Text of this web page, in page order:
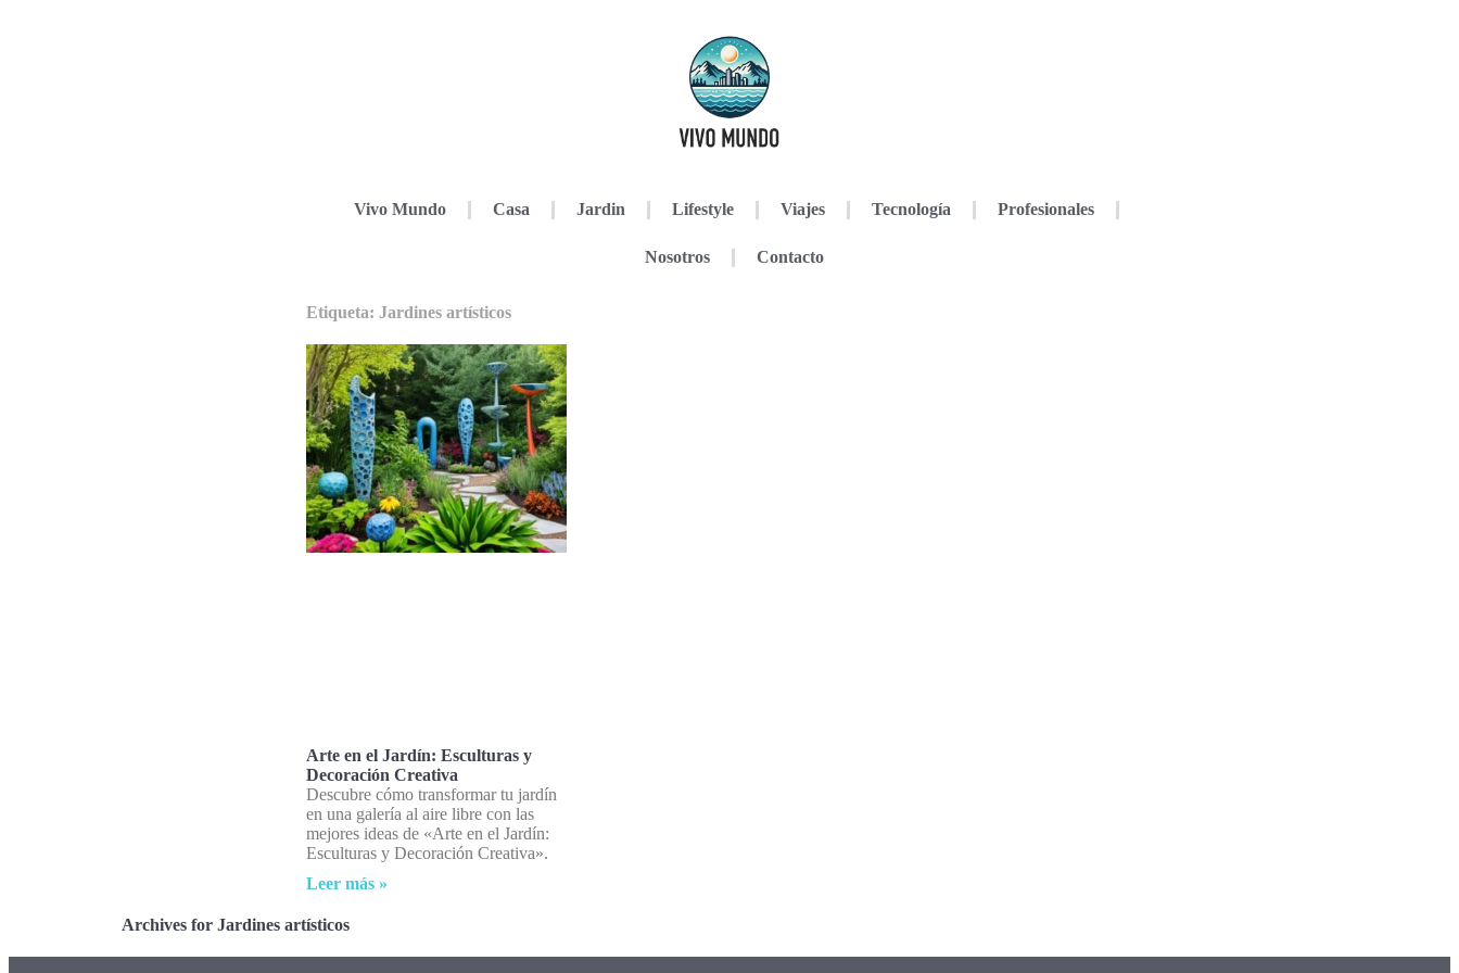
Vivo Mundo Casa Jardin Lifestyle Viajes Tecnología Profesionales
Nosotros Contacto
Etiqueta: Jardines artísticos
Arte en el Jardín: Esculturas y
Decoración Creativa
Descubre cómo transformar tu jardín
en una galería al aire libre con las
mejores ideas de «Arte en el Jardín:
Esculturas y Decoración Creativa».
Leer más »
Archives for Jardines artísticos